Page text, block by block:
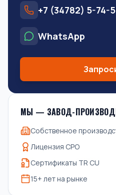
+7 (34782) 5-74-
WhatsApp
МЫ — ЗАВОД-
Собственное
Лицензия СРО
Сертификаты TR CU
15+ лет на рынке